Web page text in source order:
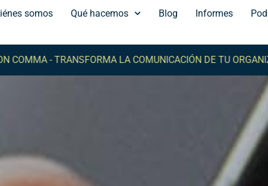
somos Qué hacemos Blog Informes
-TRANSFORMA LA COMUNICACIÓN DE TU